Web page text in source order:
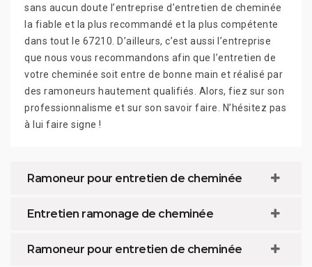
sans aucun doute l’entreprise d’entretien de cheminée
la fiable et la plus recommandé et la plus compétente
dans tout le 67210. D’ailleurs, c’est aussi l’entreprise
que nous vous recommandons afin que l’entretien de
votre cheminée soit entre de bonne main et réalisé par
des ramoneurs hautement qualifiés. Alors, fiez sur son
professionnalisme et sur son savoir faire. N’hésitez pas
à lui faire signe !
Ramoneur pour entretien de cheminée
Entretien ramonage de cheminée
Ramoneur pour entretien de cheminée